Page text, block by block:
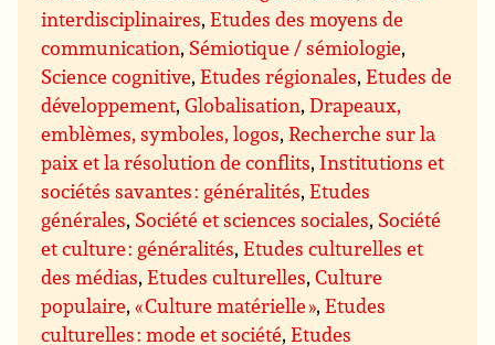
interdisciplinaires,Etudes des moyens de
communication, Sémiotique / sémiologie,
Science cognitive,Etudes régionales,Etudes de
développement,Globalisation,Drapeaux,
emblèmes, symboles, logos,Recherche sur la
paix et la résolution de conflits, Institutions et
sociétés savantes : généralités,Etudes
générales, Société et sciences sociales, Société
et culture : généralités,Etudes culturelles et
des médias,Etudes culturelles,Culture
populaire,« Culture matérielle »,Etudes
culturelles : mode et société,Etudes